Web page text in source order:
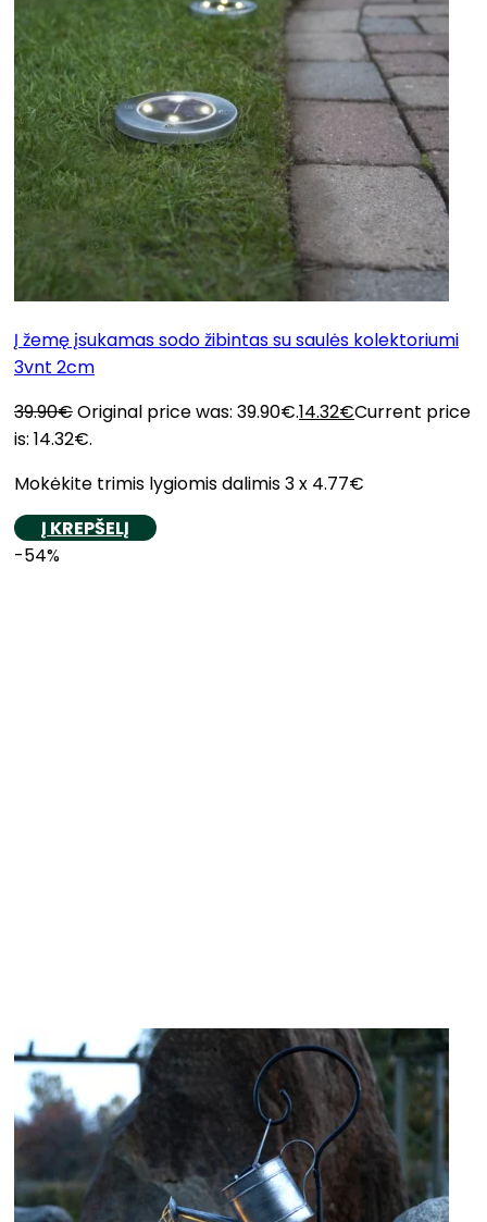
Į žemę įsukamas sodo žibintas su saulės kolektoriumi
3vnt 2cm
39.90€Original price was: 39.90€.14.32€Current price
is: 14.32€.
Mokėkite trimis lygiomis dalimis 3 x 4.77€
Į KREPŠELĮ
-54%